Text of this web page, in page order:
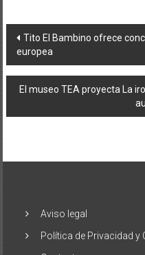
Navegación
de
entradas
Tito El Bambino ofrece
europea
El museo TEA proyecta La
Aviso legal
Política de Privacidad y